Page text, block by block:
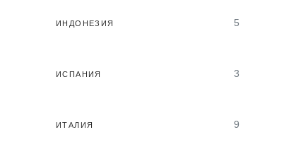
ИНДОНЕЗИЯ 5
ИСПАНИЯ 3
ИТАЛИЯ 9